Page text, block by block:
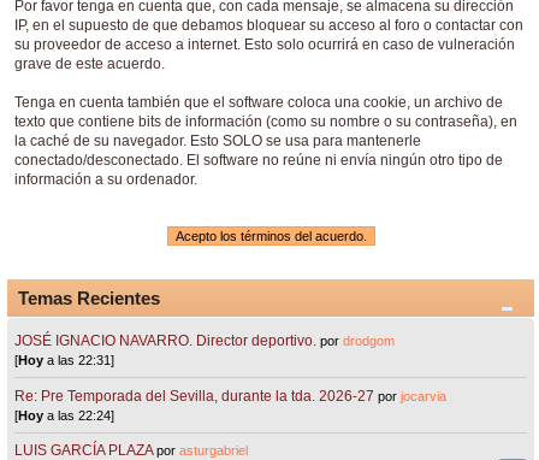
Por favor tenga en cuenta que, con cada mensaje, se almacena su dirección
IP, en el supuesto de que debamos bloquear su acceso al foro o contactar con
su proveedor de acceso a internet. Esto solo ocurrirá en caso de vulneración
grave de este acuerdo.
Tenga en cuenta también que el software coloca una cookie, un archivo de
texto que contiene bits de información (como su nombre o su contraseña), en
la caché de su navegador. Esto SOLO se usa para mantenerle
conectado/desconectado. El software no reúne ni envía ningún otro tipo de
información a su ordenador.
Temas Recientes
JOSÉ IGNACIO NAVARRO. Director deportivo. pordrodgom
[Hoy a las 22:31]
Re: Pre Temporada del Sevilla, durante la tda. 2026-27 porjocarvia
[Hoy a las 22:24]
LUIS GARCÍA PLAZA porasturgabriel